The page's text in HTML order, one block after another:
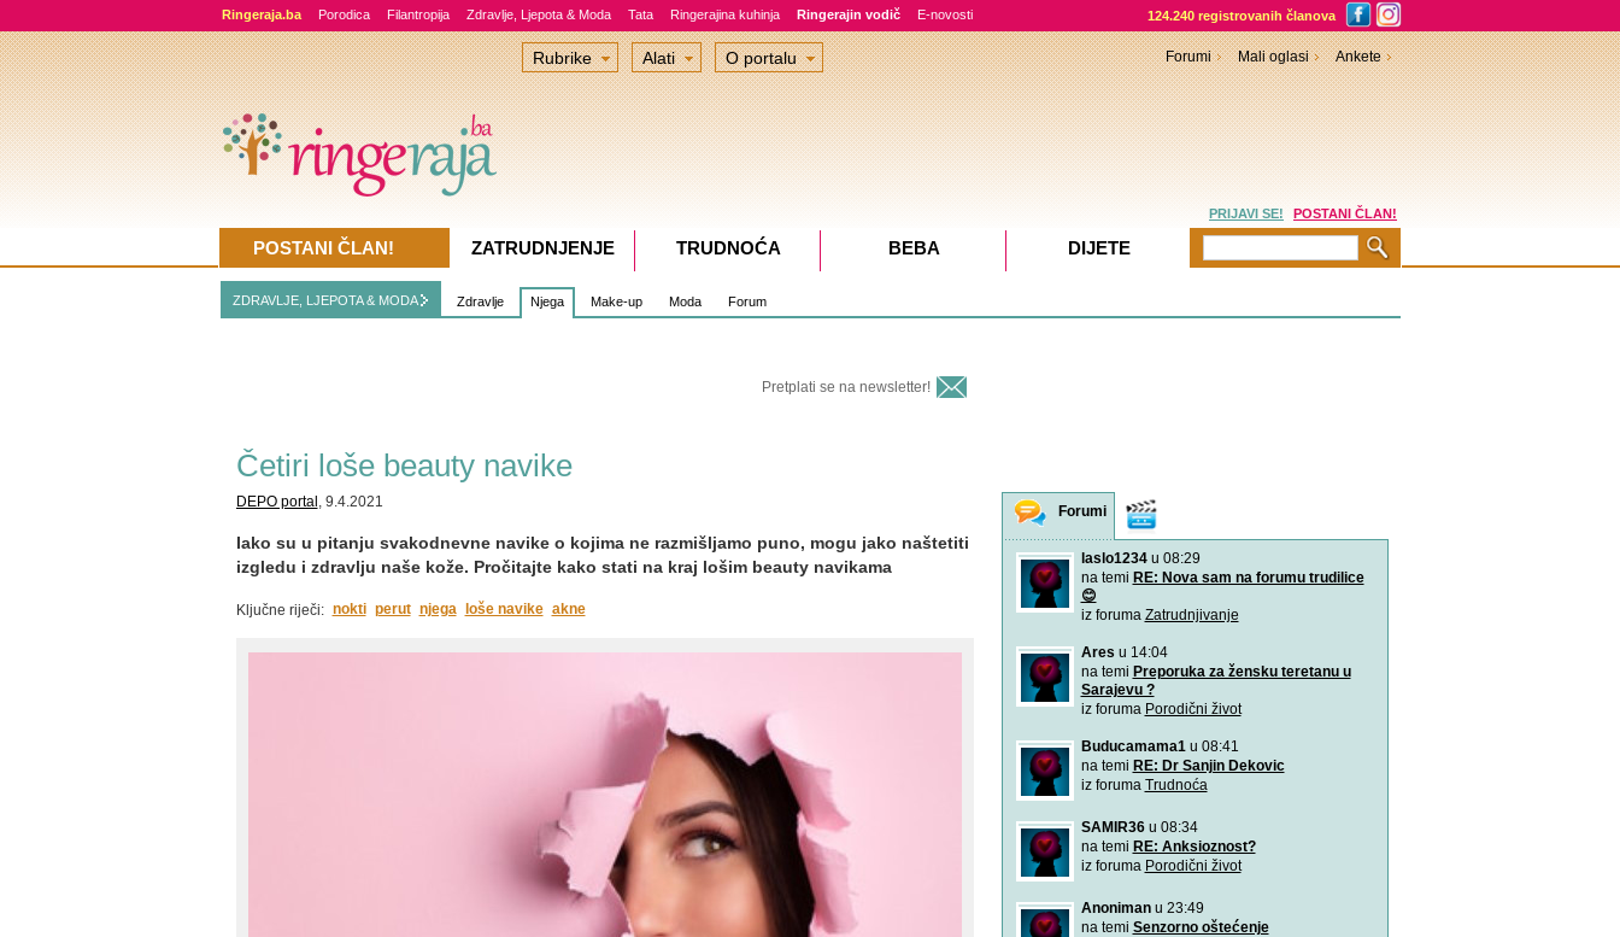
Ringeraja.ba Porodica Filantropija Zdravlje, Ljepota & Moda Tata Ringerajina kuhinja Ringerajin vodič E-novosti 124.240 registrovanih članova
ZDRAVLJE, LJEPOTA & MODA Zdravlje Njega Make-up Moda Forum
Pretplati se na newsletter!
Četiri loše beauty navike
DEPO portal , 9.4.2021
Iako su u pitanju svakodnevne navike o kojima ne razmišljamo puno, mogu jako naštetiti
izgledu i zdravlju naše kože. Pročitajte kako stati na kraj lošim beauty navikama
Ključne riječi: nokti perut njega loše navike akne
Forumi
laslo1234u 08:29
na temi RE: Nova sam na forumu trudilice
😊
iz foruma Zatrudnjivanje
Ares u 14:04
na temi Preporuka za žensku teretanu u
Sarajevu ?
iz foruma Porodični život
Buducamama1u 08:41
na temi RE: Dr Sanjin Dekovic
iz foruma Trudnoća
SAMIR36u 08:34
na temi RE: Anksioznost?
iz foruma Porodični život
Anonimanu 23:49
na temi Senzorno oštećenje
Rubrike Alati O portalu Forumi Mali oglasi Ankete
PRIJAVI SE! POSTANI ČLAN!
POSTANI ČLAN! ZATRUDNJENJE TRUDNOĆA BEBA DIJETE